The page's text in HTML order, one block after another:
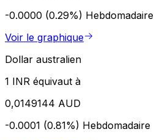
-0.0000 (0.29%) Hebdomadaire
Voir le graphique
Dollar australien
1 INR équivaut à
0,0149144 AUD
-0.0001 (0.81%) Hebdomadaire